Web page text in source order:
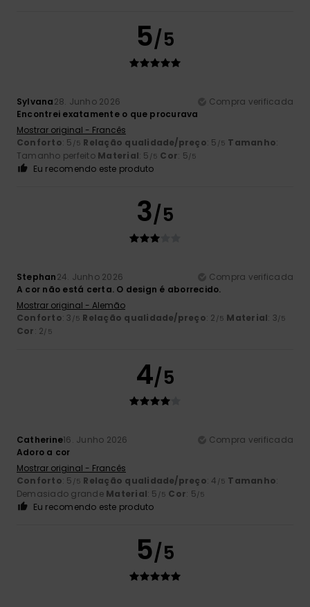
5/5
Sylvana28. Junho 2026
Compra verificada
Encontrei exatamente o que procurava
Mostrar original - Francês
Conforto: 5 /5 Relação qualidade/preço: 5 /5 Tamanho:
Tamanho perfeito Material: 5 /5 Cor: 5 /5
Eu recomendo este produto
3/5
Stephan24. Junho 2026
Compra verificada
A cor não está certa. O design é aborrecido.
Mostrar original - Alemão
Conforto: 3 /5 Relação qualidade/preço: 2 /5 Material: 3 /5
Cor: 2 /5
4/5
Catherine16. Junho 2026
Compra verificada
Adoro a cor
Mostrar original - Francês
Conforto: 5 /5 Relação qualidade/preço: 4 /5 Tamanho:
Demasiado grande Material: 5 /5 Cor: 5 /5
Eu recomendo este produto
5/5